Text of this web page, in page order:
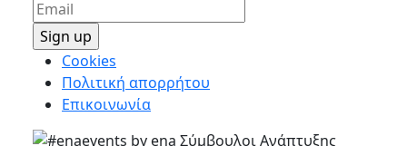
Cookies
Πολιτική απορρήτου
Επικοινωνία